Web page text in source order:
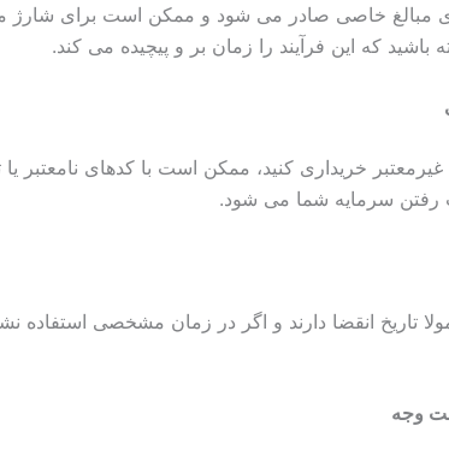
مبالغ خاصی صادر می شود و ممکن است برای شارژ
باشید که این فرآیند را زمان بر و پیچیده می کند.
خریداری کنید، ممکن است با کدهای نامعتبر
سرمایه شما می شود.
تاریخ انقضا دارند و اگر در زمان مشخصی استفاده
وجه